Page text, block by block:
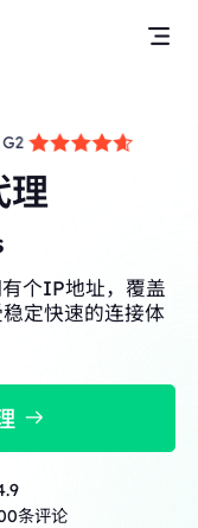
理
个IP地址，覆盖
定快速的连接体
条评论